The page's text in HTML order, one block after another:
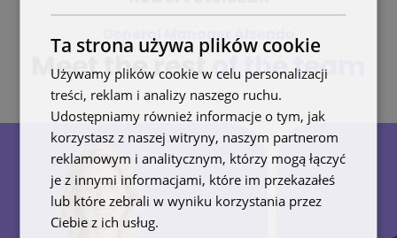
General Manager Alsendo
Meet the restof the team
Ta strona używa plików cookie
Używamy plików cookie w celu personalizacji
treści, reklam i analizy naszego ruchu.
Udostępniamy również informacje o tym, jak
korzystasz z naszej witryny, naszym partnerom
reklamowym i analitycznym, którzy mogą łączyć
je z innymi informacjami, które im przekazałeś
lub które zebrali w wyniku korzystania przez
Ciebie z ich usług.